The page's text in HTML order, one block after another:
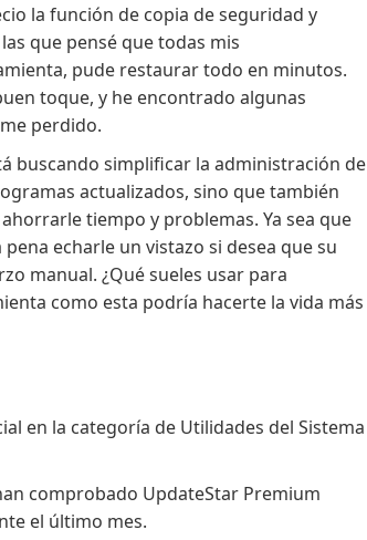
la función de copia de seguridad y
que pensé que todas mis
pude restaurar todo en minutos.
toque, y he encontrado algunas
perdido.
buscando simplificar la administración de
actualizados, sino que también
tiempo y problemas. Ya sea que
echarle un vistazo si desea que su
manual. ¿Qué sueles usar para
como esta podría hacerte la vida más
en la categoría de Utilidades del Sistema
comprobado UpdateStar Premium
el último mes.